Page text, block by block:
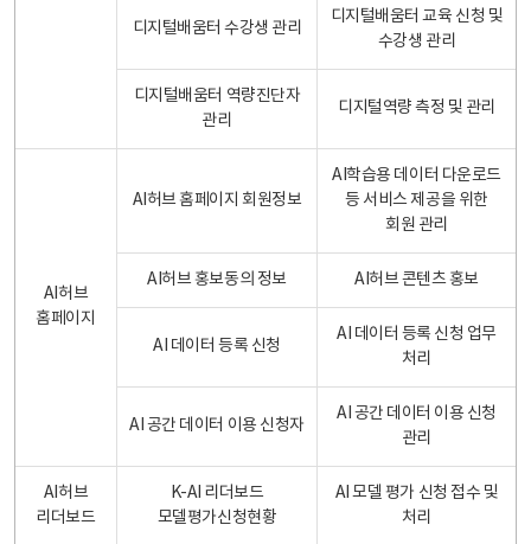
디지털배움터 수강생 관리
디지털배움터 교육 신청 및
수강생 관리
디지털배움터 역량진단자
관리
디지털역량 측정 및 관리
AI허브
홈페이지
AI허브 홈페이지 회원정보
AI학습용 데이터 다운로드
등 서비스 제공을 위한
회원 관리
AI허브 홍보동의 정보 AI허브 콘텐츠 홍보
AI 데이터 등록 신청
AI 데이터 등록 신청 업무
처리
AI 공간 데이터 이용 신청자
AI 공간 데이터 이용 신청
관리
AI허브
리더보드
K-AI 리더보드
모델평가신청현황
AI 모델 평가 신청 접수 및
처리